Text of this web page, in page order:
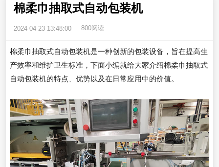
棉柔巾抽取式自动包装机
2024-04-23 13:48:00 800阅读
棉柔巾抽取式自动包装机是一种创新的包装设备，旨在提高生
产效率和维护卫生标准，下面小编就给大家介绍棉柔巾抽取式
自动包装机的特点、优势以及在日常应用中的价值。